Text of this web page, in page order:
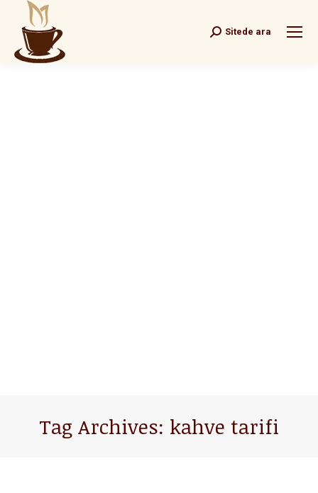
Search:
Sitede ara
Tag Archives: kahve tarifi